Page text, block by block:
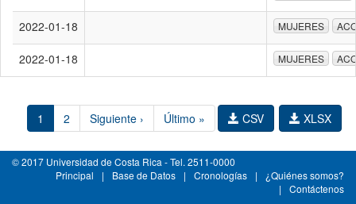
2022-01-18 MUJERES
2022-01-18 MUJERES
1 2 Siguiente › Último » XLSX
CSV
© 2017 Universidad de Costa Rica - Tel. 2511-0000
Principal
| Base de Datos | Cronologías |
¿Quiénes somos?
|
Contáctenos